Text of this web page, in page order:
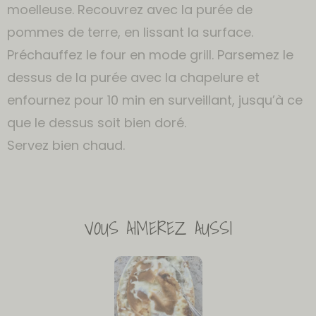
moelleuse. Recouvrez avec la purée de
pommes de terre, en lissant la surface.
Préchauffez le four en mode grill. Parsemez le
dessus de la purée avec la chapelure et
enfournez pour 10 min en surveillant, jusqu’à ce
que le dessus soit bien doré.
Servez bien chaud.
VOUS AIMEREZ AUSSI